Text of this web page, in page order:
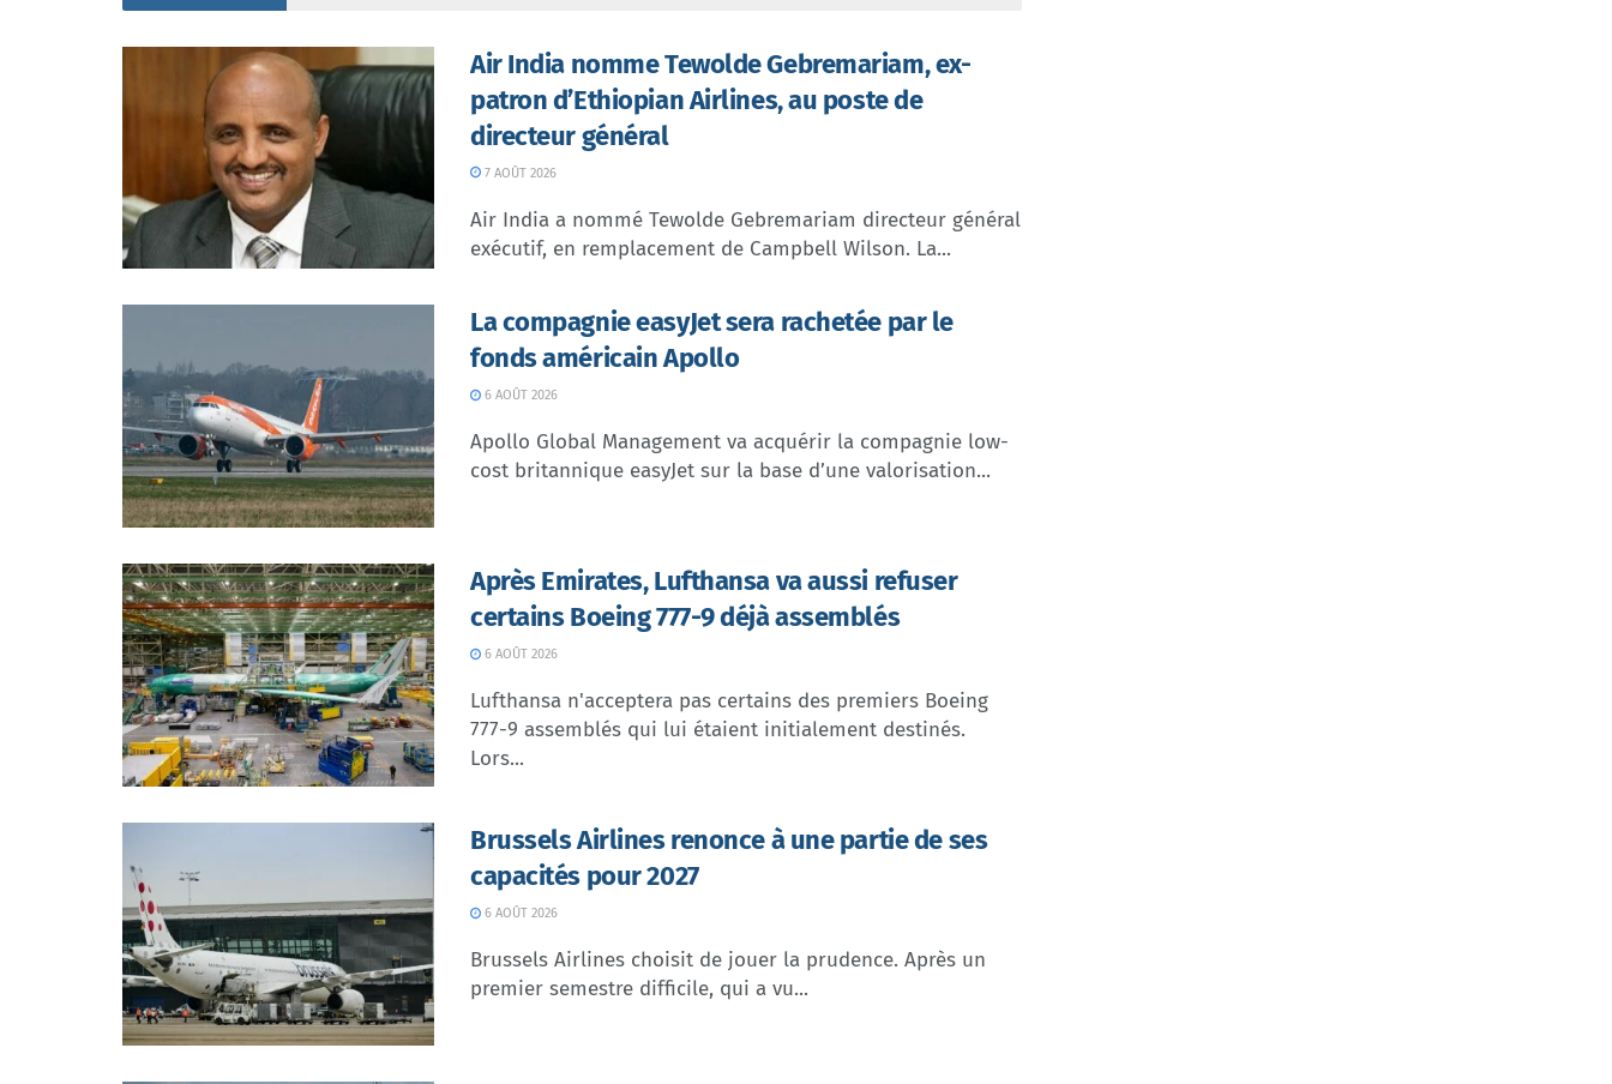
Air India nomme Tewolde Gebremariam, ex-
patron d’Ethiopian Airlines, au poste de
directeur général
7 AOÛT 2026
Air India a nommé Tewolde Gebremariam directeur général
exécutif, en remplacement de Campbell Wilson. La...
La compagnie easyJet sera rachetée par le
fonds américain Apollo
6 AOÛT 2026
Apollo Global Management va acquérir la compagnie low-
cost britannique easyJet sur la base d’une valorisation...
Après Emirates, Lufthansa va aussi refuser
certains Boeing 777-9 déjà assemblés
6 AOÛT 2026
Lufthansa n'acceptera pas certains des premiers Boeing
777-9 assemblés qui lui étaient initialement destinés.
Lors...
Brussels Airlines renonce à une partie de ses
capacités pour 2027
6 AOÛT 2026
Brussels Airlines choisit de jouer la prudence. Après un
premier semestre difficile, qui a vu...